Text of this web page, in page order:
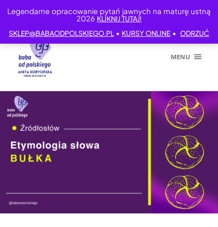
Legendarne opracowanie pytań jawnych na maturę ustną
2026 KLIKNIJ TUTAJ!
SKLEP@BABAODPOLSKIEGO.PL • KURSY ONLINE • ODRZUĆ
MENU